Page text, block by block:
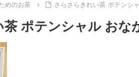
めのお茶 さらさらきれい茶 ポテンシ
茶 ポテンシャル おな